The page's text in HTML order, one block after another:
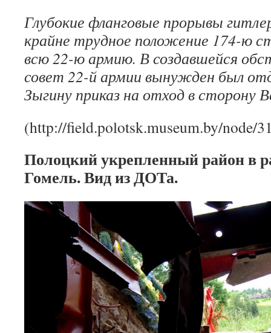
Глубокие фланговые прорывы
крайне трудное положение 174-ю
всю 22-ю армию. В создавшейся
совет 22-й армии вы­нужден был
Зыгину приказ на отход в сторону
(http://field.polotsk.museum.by/node/
Полоцкий укрепленный район в
Гомель. Вид из ДОТа.